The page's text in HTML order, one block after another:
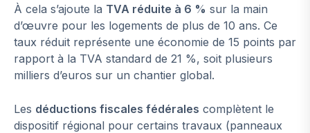
À cela s’ajoute la TVA réduite à 6 % sur la main
d’œuvre pour les logements de plus de 10 ans. Ce
taux réduit représente une économie de 15 points par
rapport à la TVA standard de 21 %, soit plusieurs
milliers d’euros sur un chantier global.
Les déductions fiscales fédérales complètent le
dispositif régional pour certains travaux (panneaux